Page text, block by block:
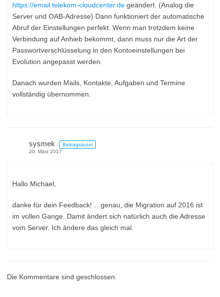
https://email.telekom-cloudcenter.de geändert. (Analog die
Server und OAB-Adresse) Dann funktioniert der automatische
Abruf der Einstellungen perfekt. Wenn man trotzdem keine
Verbindung auf Anhieb bekommt, dann muss nur die Art der
Passwortverschlüsselung in den Kontoeinstellungen bei
Evolution angepasst werden.
Danach wurden Mails, Kontakte, Aufgaben und Termine
vollständig übernommen.
sysmek
Beitragsautor
20. März 2017
Hallo Michael,
danke für dein Feedback! …genau, die Migration auf 2016 ist
im vollen Gange. Damit ändert sich natürlich auch die Adresse
vom Server. Ich ändere das gleich mal.
Die Kommentare sind geschlossen.